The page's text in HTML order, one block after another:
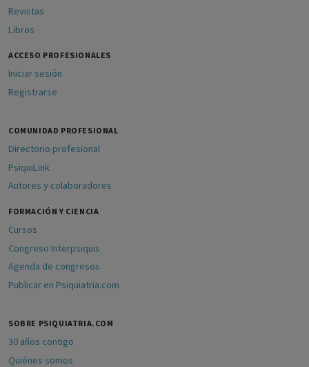
Revistas
Libros
ACCESO PROFESIONALES
Iniciar sesión
Registrarse
COMUNIDAD PROFESIONAL
Directorio profesional
PsiquiLink
Autores y colaboradores
FORMACIÓN Y CIENCIA
Cursos
Congreso Interpsiquis
Agenda de congresos
Publicar en Psiquiatria.com
SOBRE PSIQUIATRIA.COM
30 años contigo
Quiénes somos